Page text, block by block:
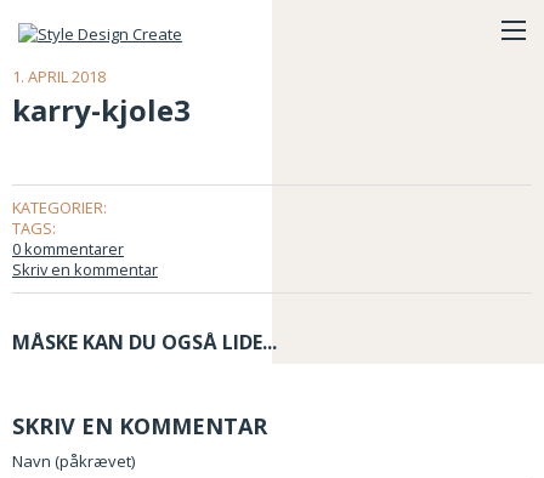
1. APRIL 2018
karry-kjole3
KATEGORIER:
TAGS:
0 kommentarer
Skriv en kommentar
MÅSKE KAN DU OGSÅ LIDE...
SKRIV EN KOMMENTAR
Navn (påkrævet)